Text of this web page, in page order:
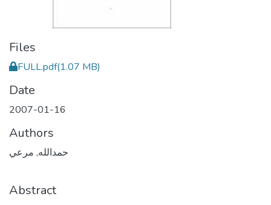
Files
FULL.pdf(1.07 MB)
Date
2007-01-16
Authors
حمدالله, مرعي
Abstract